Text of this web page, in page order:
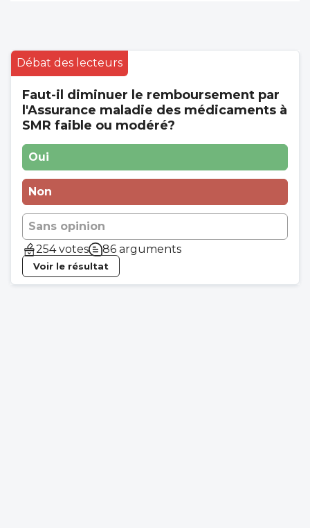
Débat des lecteurs
Faut-il diminuer le remboursement par
l'Assurance maladie des médicaments à
SMR faible ou modéré?
Oui
Non
Sans opinion
254 votes
86 arguments
Voir le résultat